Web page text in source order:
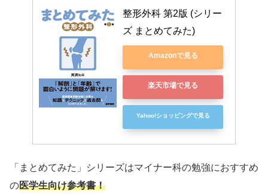
整形外科 第2版 (シリー
ズ まとめてみた)
Amazonで見る
楽天市場で見る
Yahoo!ショッピングで見る
「まとめてみた」シリーズはマイナー科の勉強におすすめ
の医学生向け参考書！